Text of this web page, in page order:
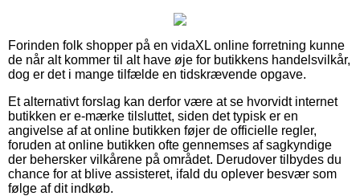
Forinden folk shopper på en vidaXL online forretning kunne
de når alt kommer til alt have øje for butikkens handelsvilkår,
dog er det i mange tilfælde en tidskrævende opgave.
Et alternativt forslag kan derfor være at se hvorvidt internet
butikken er e-mærke tilsluttet, siden det typisk er en
angivelse af at online butikken føjer de officielle regler,
foruden at online butikken ofte gennemses af sagkyndige
der behersker vilkårene på området. Derudover tilbydes du
chance for at blive assisteret, ifald du oplever besvær som
følge af dit indkøb.